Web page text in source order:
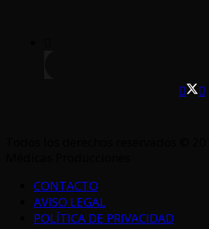
CONTACTO
AVISO LEGAL
POLÍTICA DE PRIVACIDAD